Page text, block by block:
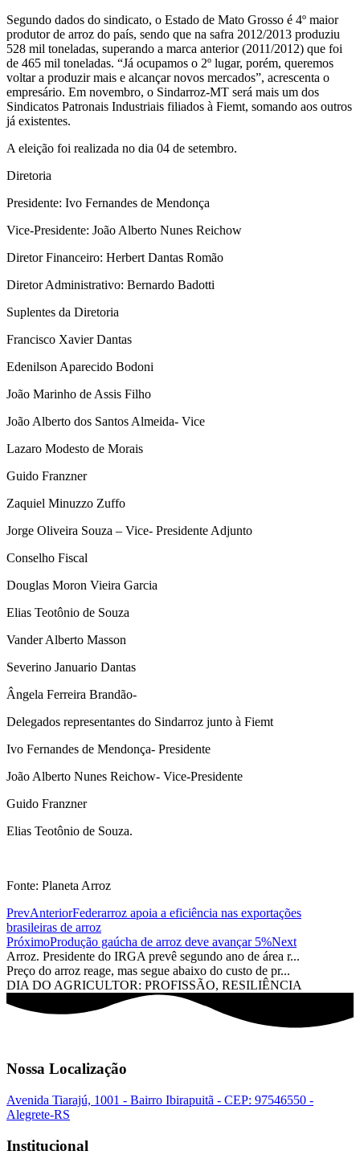
Segundo dados do sindicato, o Estado de Mato Grosso é 4º maior
produtor de arroz do país, sendo que na safra 2012/2013 produziu
528 mil toneladas, superando a marca anterior (2011/2012) que foi
de 465 mil toneladas. “Já ocupamos o 2º lugar, porém, queremos
voltar a produzir mais e alcançar novos mercados”, acrescenta o
empresário. Em novembro, o Sindarroz-MT será mais um dos
Sindicatos Patronais Industriais filiados à Fiemt, somando aos outros
já existentes.
A eleição foi realizada no dia 04 de setembro.
Diretoria
Presidente: Ivo Fernandes de Mendonça
Vice-Presidente: João Alberto Nunes Reichow
Diretor Financeiro: Herbert Dantas Romão
Diretor Administrativo: Bernardo Badotti
Suplentes da Diretoria
Francisco Xavier Dantas
Edenilson Aparecido Bodoni
João Marinho de Assis Filho
João Alberto dos Santos Almeida- Vice
Lazaro Modesto de Morais
Guido Franzner
Zaquiel Minuzzo Zuffo
Jorge Oliveira Souza – Vice- Presidente Adjunto
Conselho Fiscal
Douglas Moron Vieira Garcia
Elias Teotônio de Souza
Vander Alberto Masson
Severino Januario Dantas
Ângela Ferreira Brandão-
Delegados representantes do Sindarroz junto à Fiemt
Ivo Fernandes de Mendonça- Presidente
João Alberto Nunes Reichow- Vice-Presidente
Guido Franzner
Elias Teotônio de Souza.
Fonte: Planeta Arroz
PrevAnteriorFederarroz apoia a eficiência nas exportações
brasileiras de arroz
PróximoProdução gaúcha de arroz deve avançar 5%Next
Arroz. Presidente do IRGA prevê segundo ano de área r...
Preço do arroz reage, mas segue abaixo do custo de pr...
DIA DO AGRICULTOR: PROFISSÃO, RESILIÊNCIA
Nossa Localização
Avenida Tiarajú, 1001 - Bairro Ibirapuitã - CEP: 97546550 -
Alegrete-RS
Institucional